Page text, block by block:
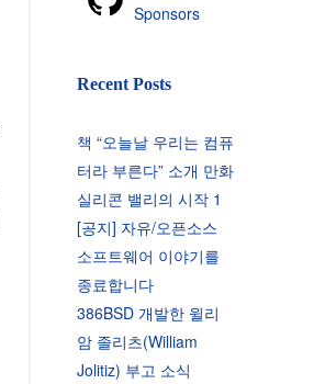
Sponsors
Recent Posts
책 “오늘날 우리는 컴퓨
터라 부른다” 소개 만화
실리콘 밸리의 시작 1
[공지] 자유/오픈소스
소프트웨어 이야기를
종료합니다
386BSD 개발한 윌리
암 졸리츠(William
Jolitiz) 부고 소식